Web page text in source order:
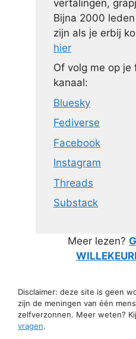
vertalingen,
Bijna 2000
zijn als je erbij
hier
Of volg me op je
kanaal:
Bluesky
Fediverse
Facebook
Instagram
Threads
Substack
Meer lezen?
Disclaimer: deze site is geen
zijn de meningen van één
zelfverzonnen. Meer weten?
vragen.